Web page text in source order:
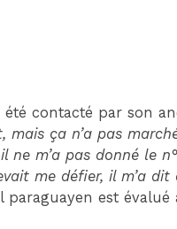
contacté par son
ça n’a pas
m’a pas donné le
me défier, il m’a
paraguayen est évalué